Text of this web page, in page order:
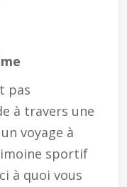
pas
à travers une
voyage à
sportif
à quoi vous